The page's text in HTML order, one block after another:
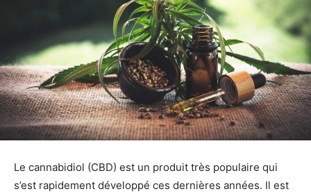
Le cannabidiol (CBD) est un produit très populaire qui
s’est rapidement développé ces dernières années. Il est